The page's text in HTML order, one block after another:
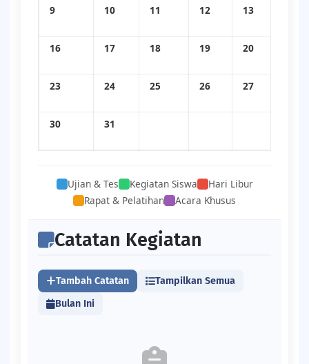
9 10 11 12 13
16 17 18 19 20
23 24 25 26 27
30 31
Ujian & Tes Kegiatan Siswa
Hari Libur
Rapat & Pelatihan
Acara Khusus
Catatan Kegiatan
Tambah Catatan
Tampilkan Semua
Bulan Ini